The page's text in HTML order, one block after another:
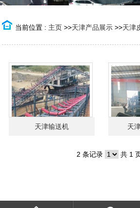
当前位置 : 主页 >>天津产品展示 >>天津
天津输送机 天
2 条记录 共 1